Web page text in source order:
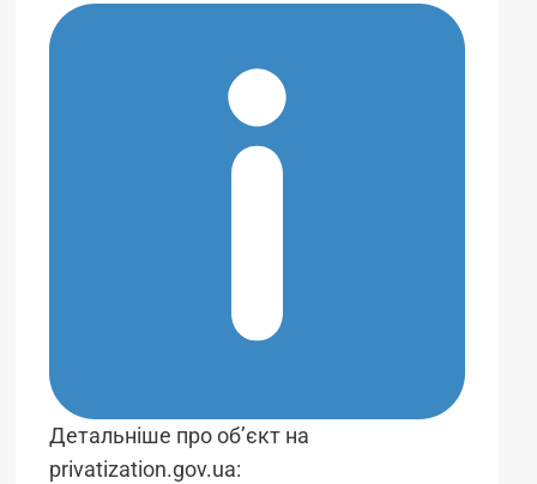
Детальніше про об’єкт на
privatization.gov.ua: